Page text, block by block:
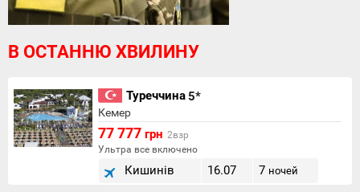
В ОСТАННЮ ХВИЛИНУ
Туреччина5*
Кемер
77 777 грн 2взр
Ультра все включено
Кишинів 16.07 7 ночей